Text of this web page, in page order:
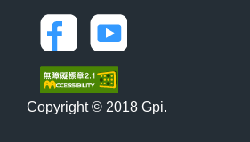
Copyright © 2018 Gpi.